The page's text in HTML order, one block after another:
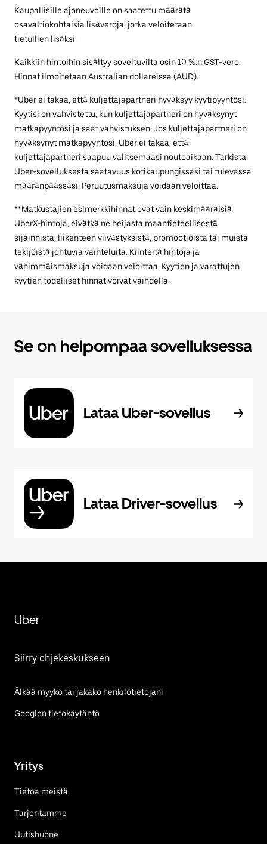
Kaupallisille ajoneuvoille on saatettu määrätä
osavaltiokohtaisia lisäveroja, jotka veloitetaan
tietullien lisäksi.
Kaikkiin hintoihin sisältyy soveltuvilta osin 10 %:n GST-vero.
Hinnat ilmoitetaan Australian dollareissa (AUD).
*Uber ei takaa, että kuljettajapartneri hyväksyy kyytipyyntösi.
Kyytisi on vahvistettu, kun kuljettajapartneri on hyväksynyt
matkapyyntösi ja saat vahvistuksen. Jos kuljettajapartneri on
hyväksynyt matkapyyntösi, Uber ei takaa, että
kuljettajapartneri saapuu valitsemaasi noutoaikaan. Tarkista
Uber-sovelluksesta saatavuus kotikaupungissasi tai tulevassa
määränpäässäsi. Peruutusmaksuja voidaan veloittaa.
**Matkustajien esimerkkihinnat ovat vain keskimääräisiä
UberX-hintoja, eivätkä ne heijasta maantieteellisestä
sijainnista, liikenteen viivästyksistä, promootioista tai muista
tekijöistä johtuvia vaihteluita. Kiinteitä hintoja ja
vähimmäismaksuja voidaan veloittaa. Kyytien ja varattujen
kyytien todelliset hinnat voivat vaihdella.
Se on helpompaa sovelluksessa
Lataa Uber-sovellus
Lataa Driver-sovellus
Uber
Siirry ohjekeskukseen
Älkää myykö tai jakako henkilötietojani
Googlen tietokäytäntö
Yritys
Tietoa meistä
Tarjontamme
Uutishuone